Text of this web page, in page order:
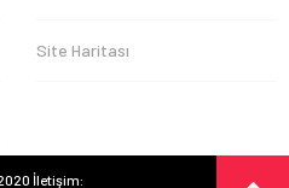
Site Haritası
İletişim: